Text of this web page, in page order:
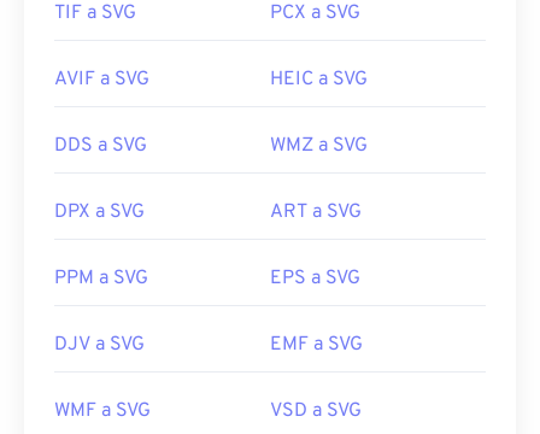
TIF a SVG PCX a SVG
AVIF a SVG HEIC a SVG
DDS a SVG WMZ a SVG
DPX a SVG ART a SVG
PPM a SVG EPS a SVG
DJV a SVG EMF a SVG
WMF a SVG VSD a SVG